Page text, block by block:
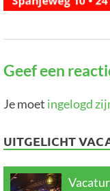
Geef een
Je moet ingelogd
UITGELICHT